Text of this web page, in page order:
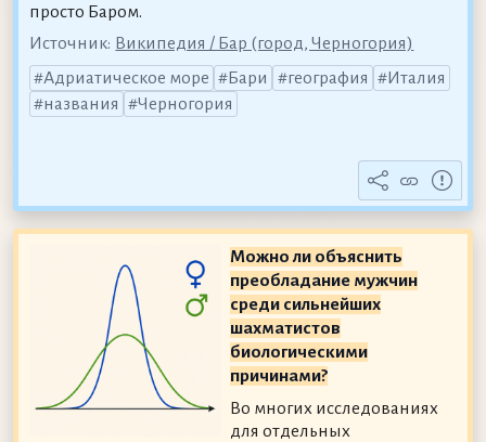
просто Баром.
Источник: Википедия / Бар (город, Черногория)
Адриатическое море
Бари география
Италия
названия
Черногория
Можно ли объяснить
преобладание мужчин
среди сильнейших
шахматистов
биологическими
причинами?
Во многих исследованиях
для отдельных